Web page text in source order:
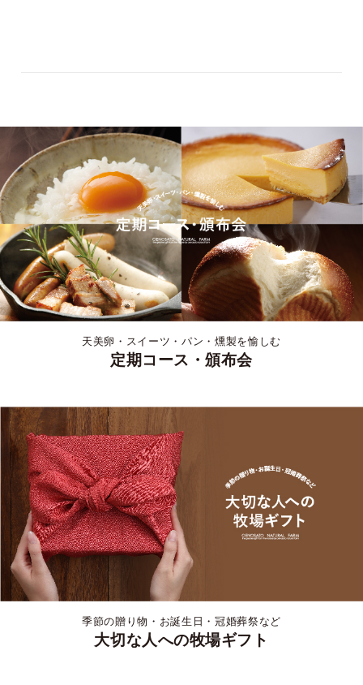
天美卵・スイーツ・パン・燻製を愉しむ
定期コース・頒布会
季節の贈り物・お誕生日・冠婚葬祭など
大切な人への牧場ギフト